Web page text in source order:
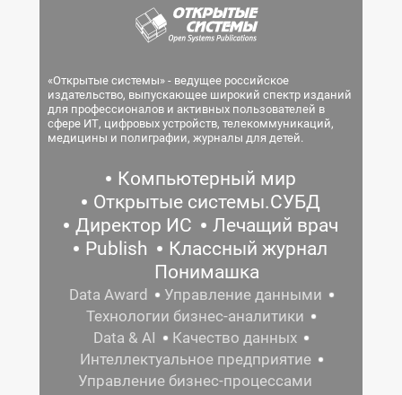
«Открытые системы» - ведущее российское
издательство, выпускающее широкий спектр изданий
для профессионалов и активных пользователей в
сфере ИТ, цифровых устройств, телекоммуникаций,
медицины и полиграфии, журналы для детей.
Компьютерный мир
Открытые системы.СУБД
Директор ИС
Лечащий врач
Publish
Классный журнал
Понимашка
Data Award
Управление данными
Технологии бизнес-аналитики
Data & AI
Качество данных
Интеллектуальное предприятие
Управление бизнес-процессами